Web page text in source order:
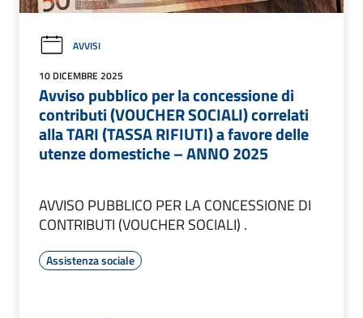
AVVISI
10 DICEMBRE 2025
Avviso pubblico per la concessione di
contributi (VOUCHER SOCIALI) correlati
alla TARI (TASSA RIFIUTI) a favore delle
utenze domestiche – ANNO 2025
AVVISO PUBBLICO PER LA CONCESSIONE DI
CONTRIBUTI (VOUCHER SOCIALI) .
Assistenza sociale